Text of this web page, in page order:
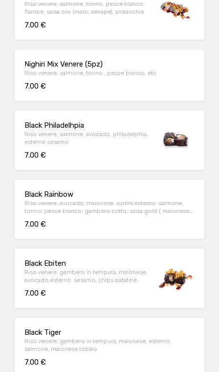
Riso venere, salmone, tonno, pesce bianco
flambè, salsa oro (maio, senape), pistacchio
7.00 €
Nighiri Mix Venere (5pz)
Riso venere, salmone, tonno , pesce bianco, ebi
7.00 €
Black Philadelhpia
Riso venere, salmone, avocado, philadelphia,
esterno sesamo
7.00 €
Black Rainbow
Riso venere, avocado, maionese, surimi,esterno: salmone,
tonno, pesce bianco, gambero cotto, salsa gold ( maionese,
7.00 €
Black Ebiten
Riso venere, gambero in tempura, maionese,
avocado,esterno: sesamo, chips patatine
7.00 €
Black Tiger
Riso venere, gambero in tempura, maionese, esterno:
salmone, maionese,tobiko
7.00 €